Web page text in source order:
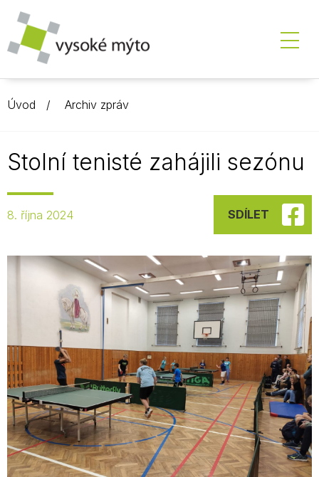
Úvod Archiv zpráv
Stolní tenisté zahájili sezónu
8. října 2024 SDÍLET